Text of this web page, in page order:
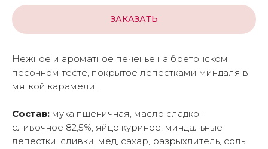
ЗАКАЗАТЬ
Нежное и ароматное печенье на бретонском
песочном тесте, покрытое лепестками миндаля в
мягкой карамели.
Состав: мука пшеничная, масло сладко-
сливочное 82,5%, яйцо куриное, миндальные
лепестки, сливки, мёд, сахар, разрыхлитель, соль.